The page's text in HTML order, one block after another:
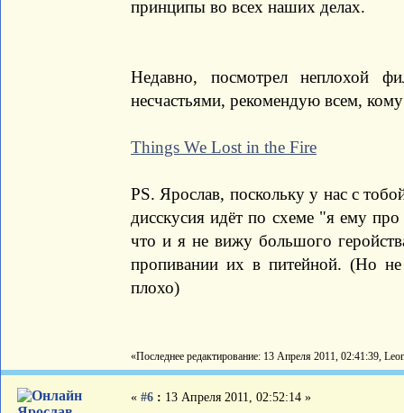
принципы во всех наших делах.
Недавно, посмотрел неплохой
несчастьями, рекомендую всем,
Things We Lost in the Fire
PS. Ярослав, поскольку у нас с
дисскусия идёт по схеме "я ему
что и я не вижу большого
пропивании их в питейной. (Но
плохо)
«Последнее редактирование: 13 Апреля 2011, 02:41:39,
« #6 : 13 Апреля 2011, 02:52:14 »